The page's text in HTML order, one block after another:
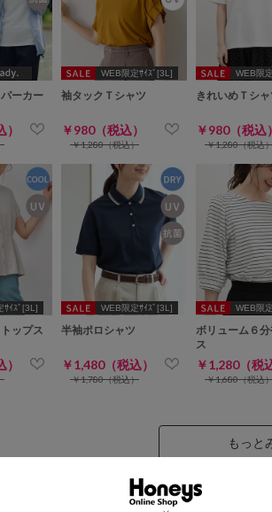
ーカー
WEB限定ｻｲｽﾞ[3L]
袖タックＴシャツ
￥980（税込）
￥1,280（税込）
WEB限
きれいめＴシャ
￥980（税込）
￥1,280（税込
ｻｲｽﾞ[3L]
ップス
WEB限定ｻｲｽﾞ[3L]
半袖ポロシャツ
￥1,480（税込）
￥1,780（税込）
WEB限
ボリューム６
ス
￥1,280（税
￥1,680（税込
もっと
NEW